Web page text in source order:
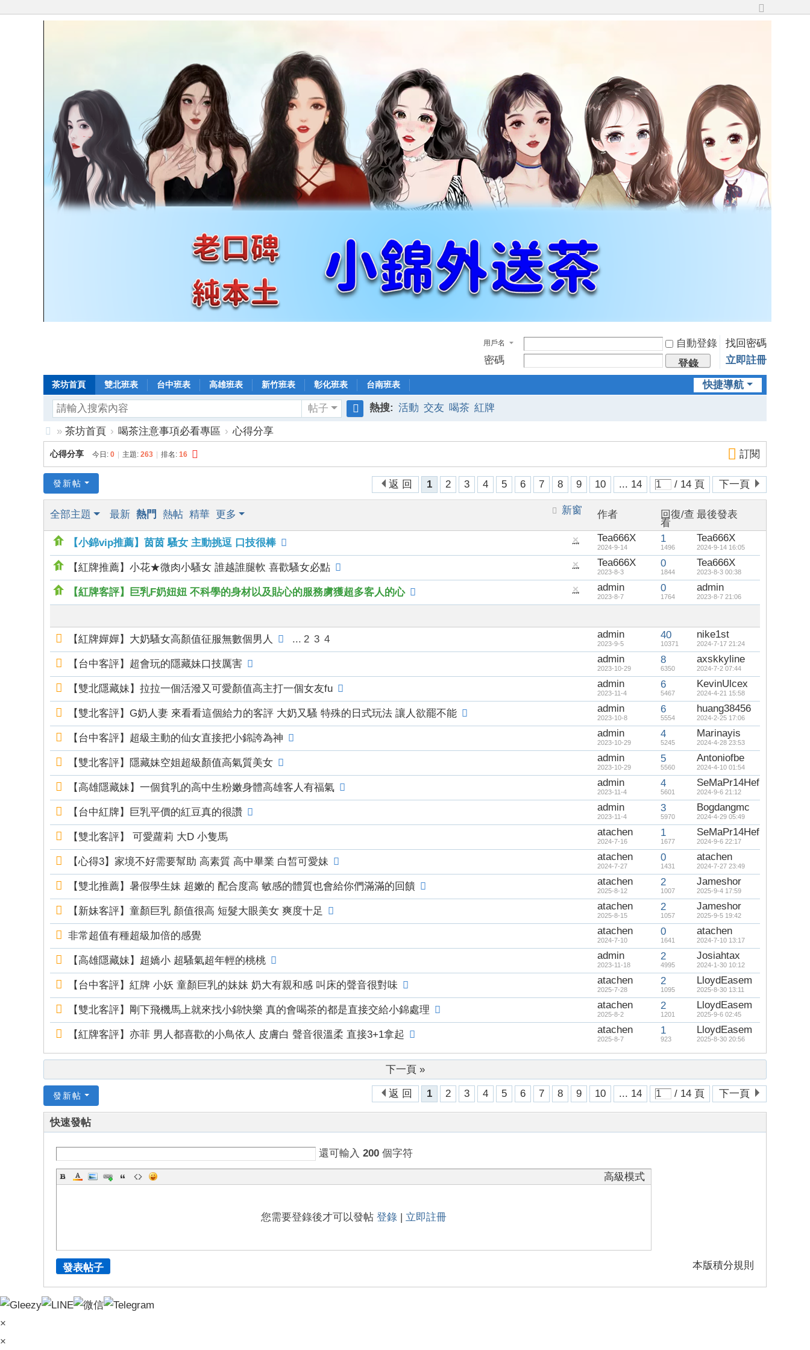
切
用戶名 自動登錄
找回密碼
密碼
登錄 立即註冊
快捷導航
茶坊首頁 雙北班表 台中班表 高雄班表 新竹班表 彰化班表 台南班表
帖子
索
熱搜: 活動 交友 喝茶 紅牌
年
口
碑
錦
純
e
v8
：
88
» 茶坊首頁 › 喝茶注意事項必看專區 › 心得分享
訂閱
心得分享 今日: 0 主題: 263 排名: 16
1 2 3 4 5 6 7 8 9 10 ... 14 / 14 頁 下一頁
返 回
發新帖
新窗
全部主題 最新 熱門 熱帖 精華 更多 作者 回復/查
看
最後發表
隱
藏
置
頂
【小錦vip推薦】茵茵 騷女 主動挑逗 口技很棒 Tea666X
2024-9-14
1
1496
Tea666X
2024-9-14 16:05
隱
藏
置
頂
【紅牌推薦】小花★微肉小騷女 誰越誰腿軟 喜歡騷女必點 Tea666X
2023-8-3
0
1844
Tea666X
2023-8-3 00:38
隱
藏
帖
【紅牌客評】巨乳F奶妞妞 不科學的身材以及貼心的服務虜獲超多客人的心 admin
2023-8-7
0
1764
admin
2023-8-7 21:06
【紅牌嬋嬋】大奶騷女高顏值征服無數個男人 ... 2 3 4 admin
2023-9-5
40
10371
nike1st
2024-7-17 21:24
【台中客評】超會玩的隱藏妹口技厲害 admin
2023-10-29
8
6350
axskkyline
2024-7-2 07:44
【雙北隱藏妹】拉拉一個活潑又可愛顏值高主打一個女友fu admin
2023-11-4
6
5467
KevinUlcex
2024-4-21 15:58
【雙北客評】G奶人妻 來看看這個給力的客評 大奶又騷 特殊的日式玩法 讓人欲罷不能 admin
2023-10-8
6
5554
huang38456
2024-2-25 17:06
【台中客評】超級主動的仙女直接把小錦誇為神 admin
2023-10-29
4
5245
Marinayis
2024-4-28 23:53
【雙北客評】隱藏妹空姐超級顏值高氣質美女 admin
2023-10-29
5
5560
Antoniofbe
2024-4-10 01:54
【高雄隱藏妹】一個貧乳的高中生粉嫩身體高雄客人有福氣 admin
2023-11-4
4
5601
SeMaPr14Hef
2024-9-6 21:12
【台中紅牌】巨乳平價的紅豆真的很讚 admin
2023-11-4
3
5970
Bogdangmc
2024-4-29 05:49
【雙北客評】 可愛蘿莉 大D 小隻馬 atachen
2024-7-16
1
1677
SeMaPr14Hef
2024-9-6 22:17
【心得3】家境不好需要幫助 高素質 高中畢業 白皙可愛妹 atachen
2024-7-27
0
1431
atachen
2024-7-27 23:49
【雙北推薦】暑假學生妹 超嫩的 配合度高 敏感的體質也會給你們滿滿的回饋 atachen
2025-8-12
2
1007
Jameshor
2025-9-4 17:59
【新妹客評】童顏巨乳 顏值很高 短髮大眼美女 爽度十足 atachen
2025-8-15
2
1057
Jameshor
2025-9-5 19:42
非常超值有種超級加倍的感覺 atachen
2024-7-10
0
1641
atachen
2024-7-10 13:17
【高雄隱藏妹】超嬌小 超騷氣超年輕的桃桃 admin
2023-11-18
2
4995
Josiahtax
2024-1-30 10:12
【台中客評】紅牌 小妖 童顏巨乳的妹妹 奶大有親和感 叫床的聲音很對味 atachen
2025-7-28
2
1095
LloydEasem
2025-8-30 13:11
【雙北客評】剛下飛機馬上就來找小錦快樂 真的會喝茶的都是直接交給小錦處理 atachen
2025-8-2
2
1201
LloydEasem
2025-9-6 02:45
【紅牌客評】亦菲 男人都喜歡的小鳥依人 皮膚白 聲音很溫柔 直接3+1拿起 atachen
2025-8-7
1
923
LloydEasem
2025-8-30 20:56
下一頁 »
1 2 3 4 5 6 7 8 9 10 ... 14 / 14 頁 下一頁
返 回
發新帖
快速發帖
還可輸入 200 個字符
高級模式
您需要登錄後才可以發帖 登錄 | 立即註冊
本版積分規則
發表帖子
×
×